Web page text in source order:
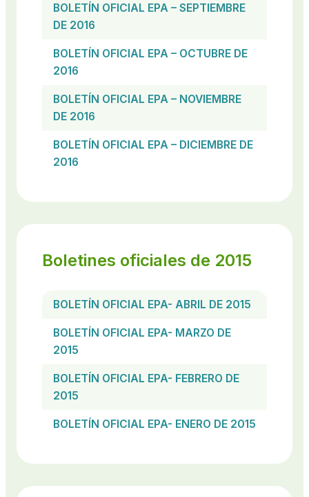
BOLETÍN OFICIAL EPA – SEPTIEMBRE
DE 2016
BOLETÍN OFICIAL EPA – OCTUBRE DE
2016
BOLETÍN OFICIAL EPA – NOVIEMBRE
DE 2016
BOLETÍN OFICIAL EPA – DICIEMBRE DE
2016
Boletines oficiales de 2015
BOLETÍN OFICIAL EPA- ABRIL DE 2015
BOLETÍN OFICIAL EPA- MARZO DE
2015
BOLETÍN OFICIAL EPA- FEBRERO DE
2015
BOLETÍN OFICIAL EPA- ENERO DE 2015